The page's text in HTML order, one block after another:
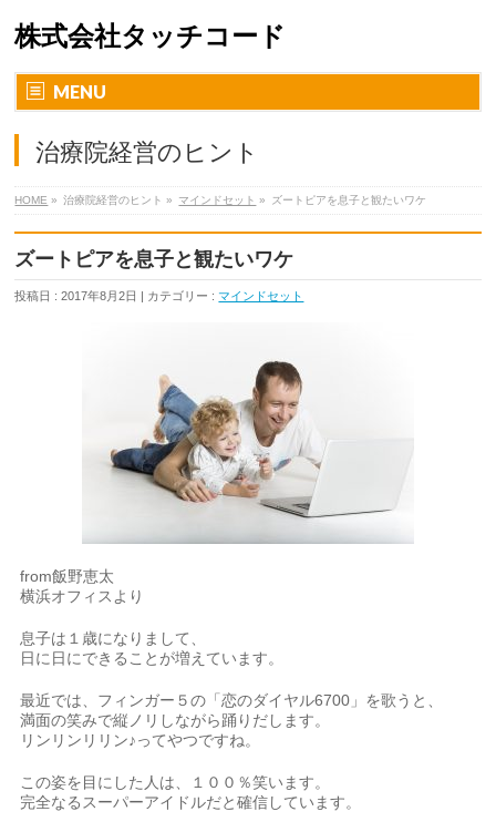
株式会社タッチコード
MENU
治療院経営のヒント
HOME » 治療院経営のヒント » マインドセット » ズートピアを息子と観たいワケ
ズートピアを息子と観たいワケ
投稿日 : 2017年8月2日 | カテゴリー :マインドセット
from飯野恵太
横浜オフィスより
息子は１歳になりまして、
日に日にできることが増えています。
最近では、フィンガー５の「恋のダイヤル6700」を歌うと、
満面の笑みで縦ノリしながら踊りだします。
リンリンリリン♪ってやつですね。
この姿を目にした人は、１００％笑います。
完全なるスーパーアイドルだと確信しています。